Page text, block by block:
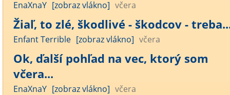
EnaXnaY [zobraz vlákno] včera
Žiaľ, to zlé, škodlivé - škodcov -
Enfant Terrible [zobraz vlákno] včera
Ok, ďalší pohľad na vec, ktorý som
včera...
EnaXnaY [zobraz vlákno] včera